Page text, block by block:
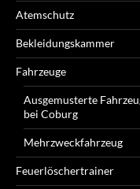
Atemschutz
Bekleidungskammer
Fahrzeuge
Ausgemusterte
bei Coburg
Mehrzweckfahrzeug
Feuerlöschertrainer